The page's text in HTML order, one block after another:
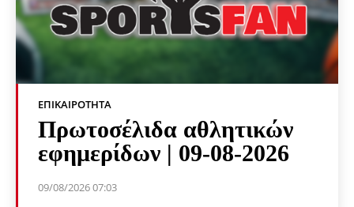
ΕΠΙΚΑΙΡΌΤΗΤΑ
Πρωτοσέλιδα αθλητικών
εφημερίδων | 09-08-2026
09/08/2026 07:03